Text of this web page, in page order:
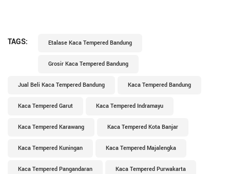
TAGS: Etalase Kaca Tempered Bandung
Grosir Kaca Tempered Bandung
Jual Beli Kaca Tempered Bandung Kaca Tempered Bandung
Kaca Tempered Garut Kaca Tempered Indramayu
Kaca Tempered Karawang Kaca Tempered Kota Banjar
Kaca Tempered Kuningan Kaca Tempered Majalengka
Kaca Tempered Pangandaran Kaca Tempered Purwakarta